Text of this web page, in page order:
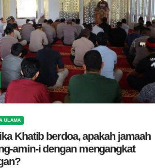
ULAMA
Khatib berdoa, apakah jamaah
amin-i dengan mengangkat